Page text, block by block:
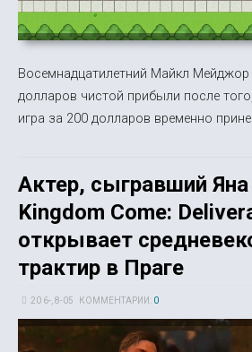
Восемнадцатилетний Майкл Мейджор
долларов чистой прибыли после
игра за 200 долларов временно
Актер, сыгравший
Kingdom Come:
открывает
трактир в Праге
20 6-, 8-05 КОММЕНТАРИИ: 0